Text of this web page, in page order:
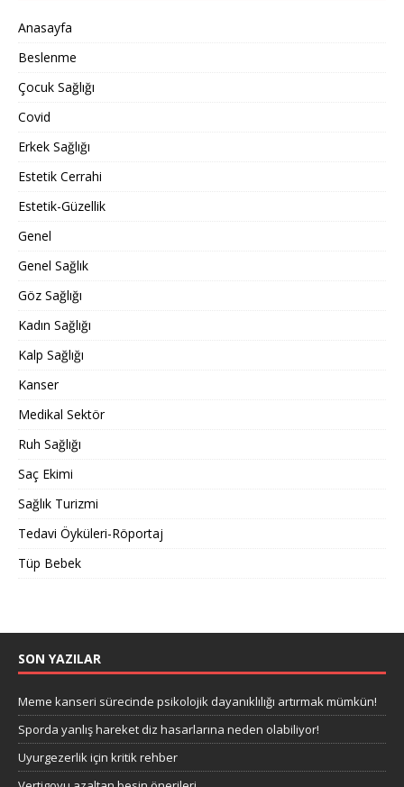
Anasayfa
Beslenme
Çocuk Sağlığı
Covid
Erkek Sağlığı
Estetik Cerrahi
Estetik-Güzellik
Genel
Genel Sağlık
Göz Sağlığı
Kadın Sağlığı
Kalp Sağlığı
Kanser
Medikal Sektör
Ruh Sağlığı
Saç Ekimi
Sağlık Turizmi
Tedavi Öyküleri-Röportaj
Tüp Bebek
SON YAZILAR
Meme kanseri sürecinde psikolojik dayanıklılığı artırmak mümkün!
Sporda yanlış hareket diz hasarlarına neden olabiliyor!
Uyurgezerlik için kritik rehber